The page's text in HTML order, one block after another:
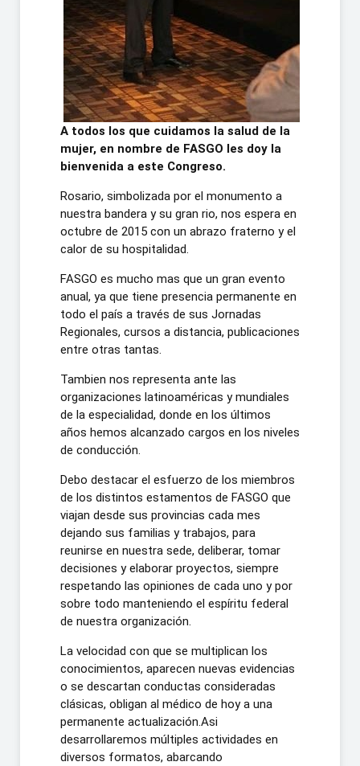
A todos los que cuidamos la salud de la
mujer, en nombre de FASGO les doy la
bienvenida a este Congreso.
Rosario, simbolizada por el monumento a
nuestra bandera y su gran rio, nos espera en
octubre de 2015 con un abrazo fraterno y el
calor de su hospitalidad.
FASGO es mucho mas que un gran evento
anual, ya que tiene presencia permanente en
todo el país a través de sus Jornadas
Regionales, cursos a distancia, publicaciones
entre otras tantas.
Tambien nos representa ante las
organizaciones latinoaméricas y mundiales
de la especialidad, donde en los últimos
años hemos alcanzado cargos en los niveles
de conducción.
Debo destacar el esfuerzo de los miembros
de los distintos estamentos de FASGO que
viajan desde sus provincias cada mes
dejando sus familias y trabajos, para
reunirse en nuestra sede, deliberar, tomar
decisiones y elaborar proyectos, siempre
respetando las opiniones de cada uno y por
sobre todo manteniendo el espíritu federal
de nuestra organización.
La velocidad con que se multiplican los
conocimientos, aparecen nuevas evidencias
o se descartan conductas consideradas
clásicas, obligan al médico de hoy a una
permanente actualización.Asi
desarrollaremos múltiples actividades en
diversos formatos, abarcando